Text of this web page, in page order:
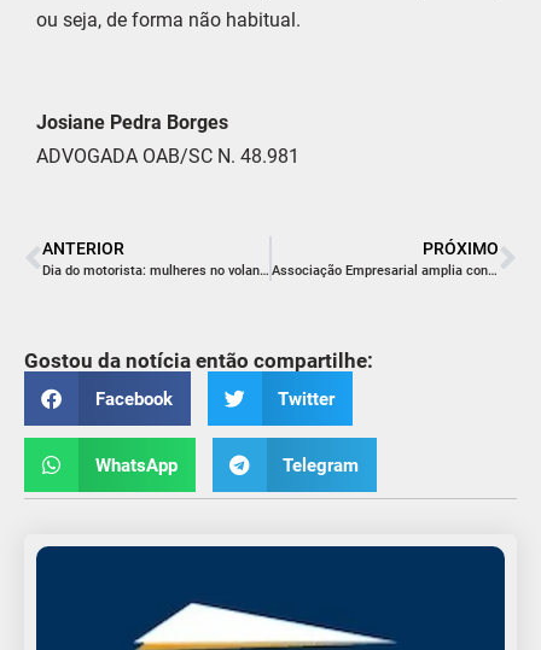
ou seja, de forma não habitual.
Josiane Pedra Borges
ADVOGADA OAB/SC N. 48.981
ANTERIOR
Dia do motorista: mulheres no volante
PRÓXIMO
Associação Empresarial amplia convênio de educação com a Satc
Gostou da notícia então compartilhe:
Facebook Twitter
WhatsApp Telegram